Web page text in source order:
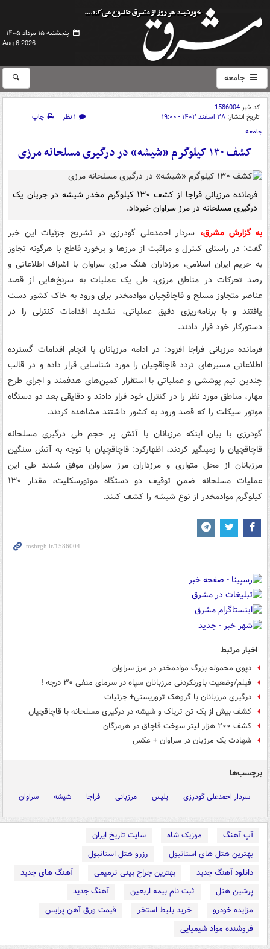
پنجشنبه ۱۵ مرداد ۱۴۰۵ -
Aug 6 2026
جامعه
کد خبر1586004
تاریخ انتشار: ۲۸ اسفند ۱۴۰۲ - ۱۹:۰۰ ۱ نظر
چاپ
جامعه
کشف ۱۳۰ کیلوگرم «شیشه» در درگیری مسلحانه مرزی
فرمانده مرزبانی فراجا از کشف ۱۳۰ کیلوگرم مخدر شیشه در جریان یک
درگیری مسلحانه در مرز سراوان خبرداد.
به گزارش مشرق، سردار احمدعلی گودرزی در تشریح جزئیات این خبر
گفت: در راستای کنترل و مراقبت از مرزها و برخورد قاطع با هرگونه تجاوز
به حریم ایران اسلامی، مرزداران هنگ مرزی سراوان با اشراف اطلاعاتی و
رصد تحرکات در مناطق مرزی، طی یک عملیات به سرنخ‌هایی از قصد
عناصر متجاوز مسلح و قاچاقچیان موادمخدر برای ورود به خاک کشور دست
یافتند و با برنامه‌ریزی دقیق عملیاتی، تشدید اقدامات کنترلی را در
دستورکار خود قرار دادند.
فرمانده مرزبانی فراجا افزود: در ادامه مرزبانان با انجام اقدامات گسترده
اطلاعاتی مسیرهای تردد قاچاقچیان را مورد شناسایی قرار داده و در قالب
چندین تیم پوششی و عملیاتی با استقرار کمین‌های هدفمند و اجرای طرح
مهار، مناطق مورد نظر را در کنترل خود قرار دادند و دقایقی بعد دو دستگاه
موتور سیکلت را که قصد ورود به کشور داشتند مشاهده کردند.
گودرزی با بیان اینکه مرزبانان با آتش پر حجم طی درگیری مسلحانه
قاچاقچیان را زمینگیر کردند، اظهارکرد: قاچاقچیان با توجه به آتش سنگین
مرزبانان از محل متواری و مرزداران مرز سراوان موفق شدند طی این
عملیات مسلحانه ضمن توقیف دو دستگاه موتورسکلیت، مقدار ۱۳۰
کیلوگرم موادمخدر از نوع شیشه را کشف کنند.
اخبار مرتبط
دپوی محموله بزرگ موادمخدر در مرز سراوان
فیلم/وضعیت باورنکردنی مرزبانان سپاه در سرمای منفی ۳۰ درجه !
درگیری مرزبانان با گروهک تروریستی+ جزئیات
کشف بیش از یک تن تریاک و شیشه در درگیری مسلحانه با قاچاقچیان
کشف ۲۰۰ هزار لیتر سوخت قاچاق در هرمزگان
شهادت یک مرزبان در سراوان + عکس
برچسب‌ها
سردار احمدعلی گودرزی پلیس مرزبانی فراجا شیشه سراوان
آپ آهنگ موزیک شاه
سایت تاریخ ایران
بهترین هتل های استانبول
رزرو هتل استانبول
دانلود آهنگ جدید
بهترین جراح بینی ترمیمی
آهنگ های جدید
پرشین هتل
ثبت نام بیمه اربعین
آهنگ جدید
مزایده خودرو
خرید بلیط استخر
قیمت ورق آهن پرایس
فروشنده مواد شیمیایی